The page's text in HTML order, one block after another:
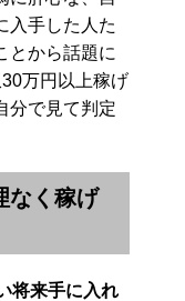
入手した人た
とから話題に
万円以上稼げ
分で見て判定
なく稼げ
将来手に入れ